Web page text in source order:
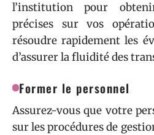
l’institution pour
précises sur vos
résoudre rapidement les
d’assurer la fluidité des
Former le personnel
Assurez-vous que votre
sur les procédures de